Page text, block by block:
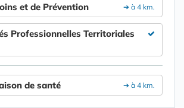
➔ à 4 km.
et de Prévention
Professionnelles Territoriales
➔ à 4 km.
de santé